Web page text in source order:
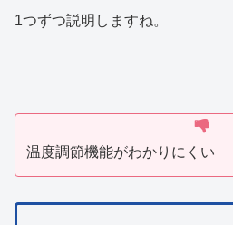
1つずつ説明しますね。
温度調節機能がわかりにくい